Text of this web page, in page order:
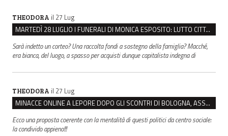
THEODORA il 27 Lug
MARTEDÌ 28 LUGLIO I FUNERALI DI MONICA ESPOSITO: LUTTO CITTADINO A MODENA E NONANTOLA
Sarà indetto un corteo? Una raccolta fondi a sostegno della famiglia? Macché,
era bianca, del luogo, a spasso per acquisti dunque capitalista indegna di
THEODORA il 27 Lug
MINACCE ONLINE A LEPORE DOPO GLI SCONTRI DI BOLOGNA, ASSEGNATA LA SCORTA AL SINDACO
Ecco una proposta coerente con la mentalità di questi politici da centro sociale:
la condivido appieno!!!